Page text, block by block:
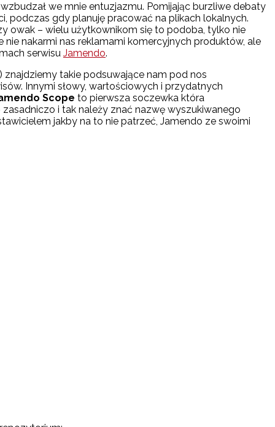
we mnie entuzjazmu. Pomijając burzliwe debaty
podczas gdy planuję pracować na plikach lokalnych.
owak – wielu użytkownikom się to podoba, tylko nie
nakarmi nas reklamami komercyjnych produktów, ale
serwisu Jamendo.
znajdziemy takie podsuwające nam pod nos
Innymi słowy, wartościowych i przydatnych
Scope to pierwsza soczewka która
i tak należy znać nazwę wyszukiwanego
jakby na to nie patrzeć, Jamendo ze swoimi